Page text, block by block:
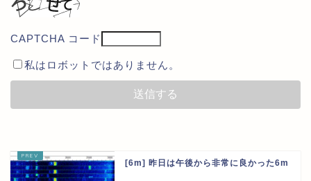
CAPTCHA コード
私はロボットではありません。
[6m] 昨日は午後から非常に良かった6m